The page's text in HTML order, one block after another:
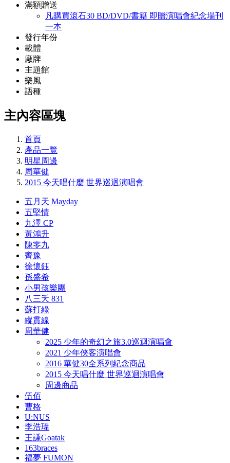
滿額贈送
凡購買滾石30 BD/DVD/書籍 即贈演唱會紀念場刊
一本
發行年份
載體
廠牌
主題館
樂風
語種
主內容區塊
首頁
產品一覽
明星周邊
周華健
2015 今天唱什麼 世界巡迴演唱會
五月天 Mayday
五堅情
九澤 CP
黃鴻升
陳零九
齊豫
徐懷鈺
孫盛希
小男孩樂團
八三夭 831
蘇打綠
縱貫線
周華健
2025 少年的奇幻之旅3.0巡迴演唱會
2021 少年俠客演唱會
2016 華健30全系列紀念商品
2015 今天唱什麼 世界巡迴演唱會
周邊商品
伍佰
曹格
U:NUS
李浩瑋
王謙Goatak
163braces
福夢 FUMON